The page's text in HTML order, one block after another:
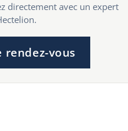
directement avec un expert
rendez-vous